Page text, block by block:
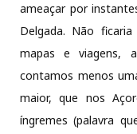
ameaçar por
Delgada. Não
mapas e viagens,
contamos menos
maior, que nos
íngremes (palavra